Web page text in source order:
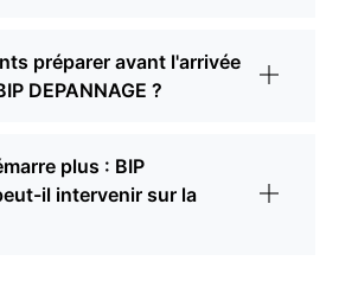
préparer avant l'arrivée
DEPANNAGE ?
plus : BIP
il intervenir sur la